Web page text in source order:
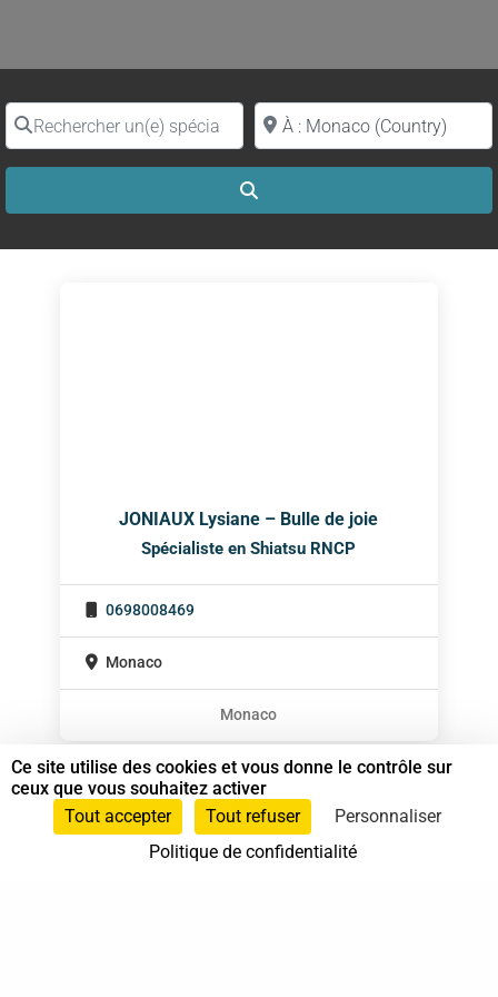
Rechercher un(e) spécialiste par nomProche de (ville ou région)
JONIAUX Lysiane – Bulle de joie
Spécialiste en Shiatsu RNCP
0698008469
Monaco
Monaco
Ce site utilise des cookies et vous donne le contrôle sur
ceux que vous souhaitez activer
Tout accepter
Tout refuser
Personnaliser
Politique de confidentialité